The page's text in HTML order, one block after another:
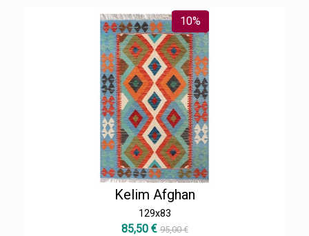
10%
Kelim Afghan
129x83
85,50 € 95,00 €